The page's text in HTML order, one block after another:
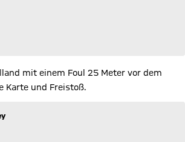
mit einem Foul 25 Meter vor dem
Karte und Freistoß.